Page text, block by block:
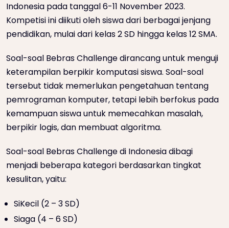
Indonesia pada tanggal 6-11 November 2023.
Kompetisi ini diikuti oleh siswa dari berbagai jenjang
pendidikan, mulai dari kelas 2 SD hingga kelas 12 SMA.
Soal-soal Bebras Challenge dirancang untuk menguji
keterampilan berpikir komputasi siswa. Soal-soal
tersebut tidak memerlukan pengetahuan tentang
pemrograman komputer, tetapi lebih berfokus pada
kemampuan siswa untuk memecahkan masalah,
berpikir logis, dan membuat algoritma.
Soal-soal Bebras Challenge di Indonesia dibagi
menjadi beberapa kategori berdasarkan tingkat
kesulitan, yaitu:
SiKecil (2 – 3 SD)
Siaga (4 – 6 SD)